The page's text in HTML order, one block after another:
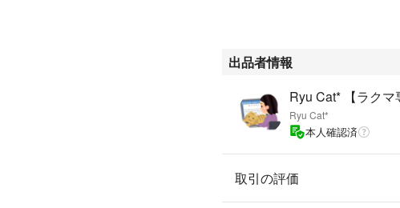
出品者情報
Ryu Cat*
本人確認済
取引の評価